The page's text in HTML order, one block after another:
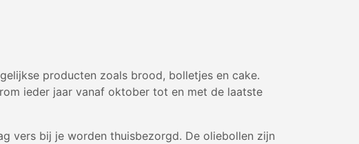
producten zoals brood, bolletjes en cake.
ieder jaar vanaf oktober tot en met de laatste
vers bij je worden thuisbezorgd. De oliebollen zijn